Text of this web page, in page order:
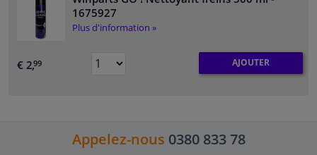
1675927
Plus d'information »
€ 2,99 AJOUTER
Appelez-nous 0380 833 78